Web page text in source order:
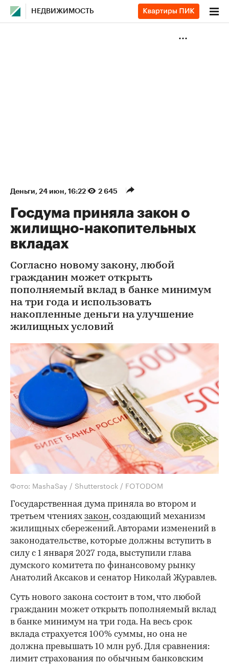
НЕДВИЖИМОСТЬ
Деньги⁠, 24 июн, 16:22 2 645
Госдума приняла закон о
жилищно-накопительных
вкладах
Согласно новому закону, любой
гражданин может открыть
пополняемый вклад в банке минимум
на три года и использовать
накопленные деньги на улучшение
жилищных условий
Фото: MashaSay / Shutterstock / FOTODOM
Государственная дума приняла во втором и
третьем чтениях закон, создающий механизм
жилищных сбережений. Авторами изменений в
законодательстве, которые должны вступить в
силу с 1 января 2027 года, выступили глава
думского комитета по финансовому рынку
Анатолий Аксаков и сенатор Николай Журавлев.
Суть нового закона состоит в том, что любой
гражданин может открыть пополняемый вклад
в банке минимум на три года. На весь срок
вклада страхуется 100% суммы, но она не
должна превышать 10 млн руб. Для сравнения:
лимит страхования по обычным банковским